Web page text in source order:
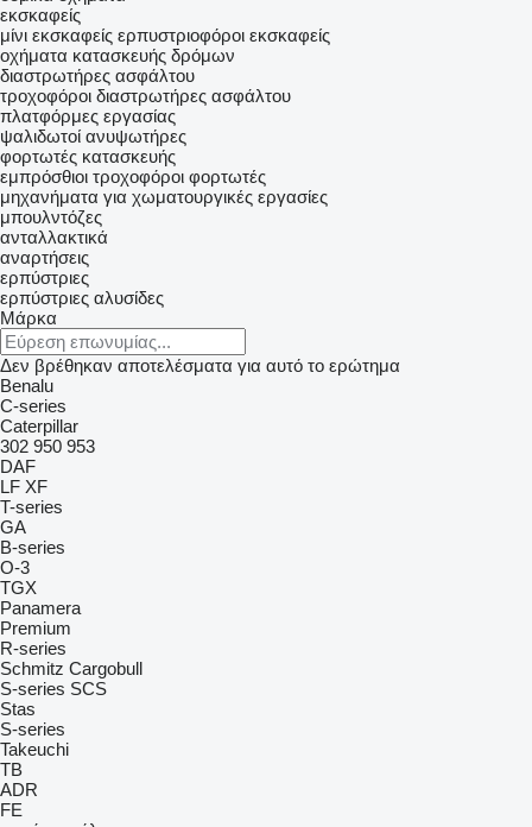
εκσκαφείς
μίνι εκσκαφείς ερπυστριοφόροι εκσκαφείς
οχήματα κατασκευής δρόμων
διαστρωτήρες ασφάλτου
τροχοφόροι διαστρωτήρες ασφάλτου
πλατφόρμες εργασίας
ψαλιδωτοί ανυψωτήρες
φορτωτές κατασκευής
εμπρόσθιοι τροχοφόροι φορτωτές
μηχανήματα για χωματουργικές εργασίες
μπουλντόζες
ανταλλακτικά
αναρτήσεις
ερπύστριες
ερπύστριες αλυσίδες
Μάρκα
Δεν βρέθηκαν αποτελέσματα για αυτό το ερώτημα
Benalu
C-series
Caterpillar
302 950 953
DAF
LF XF
T-series
GA
B-series
O-3
TGX
Panamera
Premium
R-series
Schmitz Cargobull
S-series SCS
Stas
S-series
Takeuchi
TB
ADR
FE